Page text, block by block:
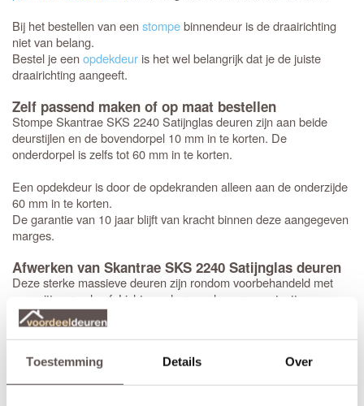
Toestemming Details Over
Bij het bestellen van eenstompebinnendeur is de draairichting
niet van belang.
Bestel je eenopdekdeur is het wel belangrijk dat je de juiste
draairichting aangeeft.
Zelf passend maken of op maat bestellen
Stompe Skantrae SKS 2240 Satijnglas deuren zijn aan beide
deurstijlen en de bovendorpel 10 mm in te korten. De
onderdorpel is zelfs tot 60 mm in te korten.
Een opdekdeur is door de opdekranden alleen aan de onderzijde
60 mm in te korten.
De garantie van 10 jaar blijft van kracht binnen deze aangegeven
marges.
Afwerken van Skantrae SKS 2240 Satijnglas deuren
Deze sterke massieve deuren zijn rondom voorbehandeld met
een witte grondverf. Licht opschuren, plamuren, ontvetten en
tweemaal aflakken is het advies voor het mooiste eindresultaat.
Jouw nieuwehuisbezorgd in slechts 5 werkdagen
(Bewerkingen zoals een extra tochtvaldorpel verlengt de levertijd